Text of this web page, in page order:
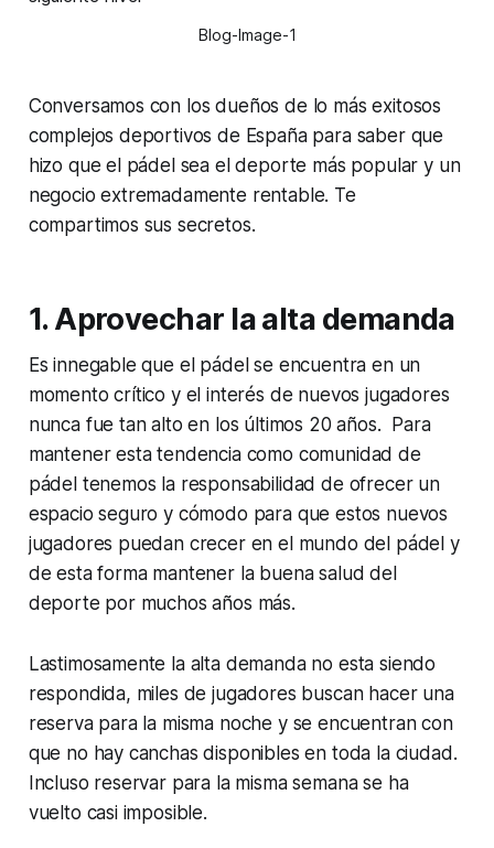
Blog-Image-1
Conversamos con los dueños de lo más exitosos
complejos deportivos de España para saber que
hizo que el pádel sea el deporte más popular y un
negocio extremadamente rentable. Te
compartimos sus secretos.
1.Aprovechar la alta demanda
Es innegable que el pádel se encuentra en un
momento crítico y el interés de nuevos jugadores
nunca fue tan alto en los últimos 20 años. Para
mantener esta tendencia como comunidad de
pádel tenemos la responsabilidad de ofrecer un
espacio seguro y cómodo para que estos nuevos
jugadores puedan crecer en el mundo del pádel y
de esta forma mantener la buena salud del
deporte por muchos años más.
Lastimosamente la alta demanda no esta siendo
respondida, miles de jugadores buscan hacer una
reserva para la misma noche y se encuentran con
que no hay canchas disponibles en toda la ciudad.
Incluso reservar para la misma semana se ha
vuelto casi imposible.